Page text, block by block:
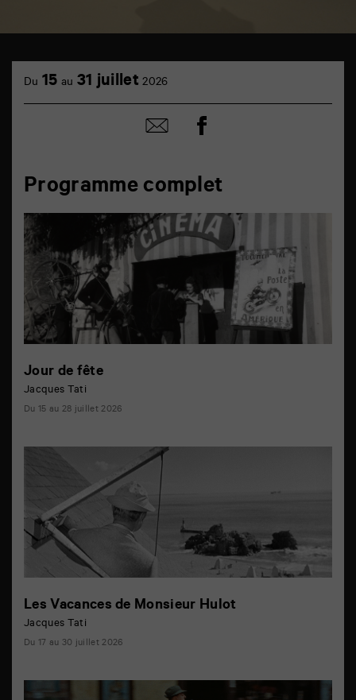
Programme complet
Jour de fête
Jacques Tati
Du 15 au 28 juillet 2026
Les Vacances de Monsieur Hulot
Jacques Tati
Du 17 au 30 juillet 2026
Du 15 au 31 juillet 2026
Partager
par
Partager
sur